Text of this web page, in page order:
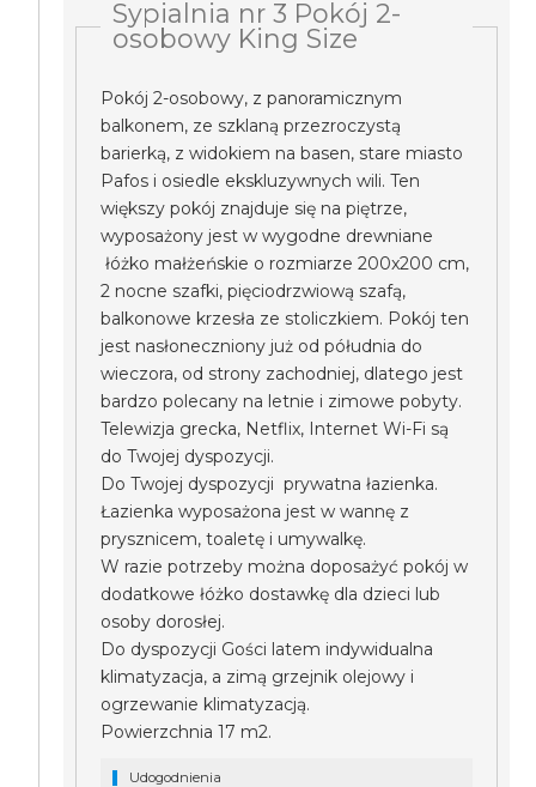
Sypialnia nr 3 Pokój 2-
osobowy King Size
Pokój 2-osobowy, z panoramicznym
balkonem, ze szklaną przezroczystą
barierką, z widokiem na basen, stare miasto
Pafos i osiedle ekskluzywnych wili. Ten
większy pokój znajduje się na piętrze,
wyposażony jest w wygodne drewniane
łóżko małżeńskie o rozmiarze 200x200 cm,
2 nocne szafki, pięciodrzwiową szafą,
balkonowe krzesła ze stoliczkiem. Pokój ten
jest nasłoneczniony już od półudnia do
wieczora, od strony zachodniej, dlatego jest
bardzo polecany na letnie i zimowe pobyty.
Telewizja grecka, Netflix, Internet Wi-Fi są
do Twojej dyspozycji.
Do Twojej dyspozycji prywatna łazienka.
Łazienka wyposażona jest w wannę z
prysznicem, toaletę i umywalkę.
W razie potrzeby można doposażyć pokój w
dodatkowe łóżko dostawkę dla dzieci lub
osoby dorosłej.
Do dyspozycji Gości latem indywidualna
klimatyzacja, a zimą grzejnik olejowy i
ogrzewanie klimatyzacją.
Powierzchnia 17 m2.
Udogodnienia